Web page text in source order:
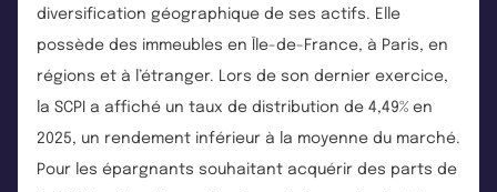
diversification géographique de ses actifs. Elle
possède des immeubles en Île-de-France, à Paris, en
régions et à l’étranger. Lors de son dernier exercice,
la SCPI a affiché un taux de distribution de 4,49% en
2025, un rendement inférieur à la moyenne du marché.
Pour les épargnants souhaitant acquérir des parts de